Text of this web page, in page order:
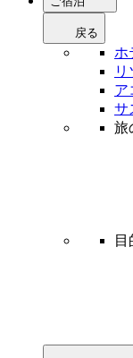
戻る
ホ
リ
ア
サ
旅